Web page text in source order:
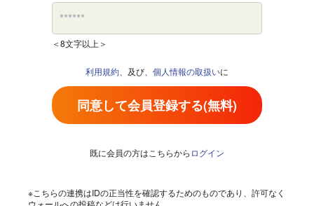
＜8文字以上＞
利用規約 、及び、 個人情報の取扱いに
同意して会員登録する(無料)
既に会員の方はこちらから ログイン
※こちらの連携はIDの正当性を確認するためのものであり、許可なく
ウォールへの投稿などは行いません。